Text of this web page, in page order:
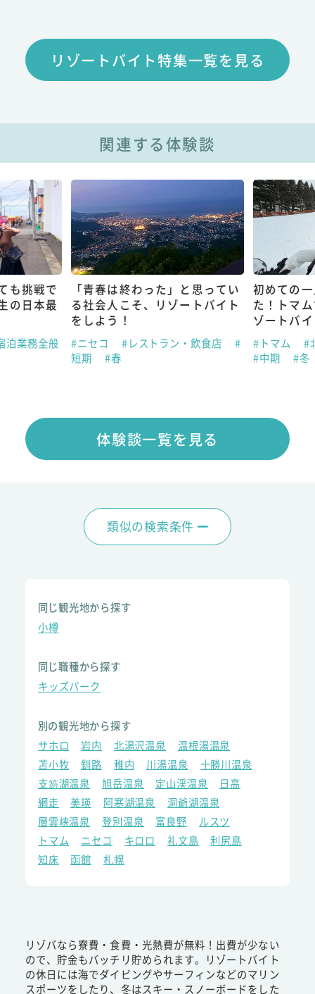
リゾートバイト特集一覧を見る
関連する体験談
も挑戦で
の日本最
泊業務全般
「青春は終わった」と思ってい
る社会人こそ、リゾートバイト
をしよう！
#ニセコ #レストラン・飲食店
#
短期
#春
初めての
た！トマ
ゾートバ
#トマム
#
#中期
#冬
体験談一覧を見る
類似の検索条件
同じ観光地から探す
小樽
同じ職種から探す
キッズパーク
別の観光地から探す
サホロ
岩内 北湯沢温泉
温根湯温泉
苫小牧
釧路 稚内 川湯温泉
十勝川温泉
支笏湖温泉
旭岳温泉 定山渓温泉
日高
網走
美瑛 阿寒湖温泉
洞爺湖温泉
層雲峡温泉
登別温泉 富良野
ルスツ
トマム
ニセコ キロロ 礼文島
利尻島
知床
函館 札幌
リゾバなら寮費・食費・光熱費が無料！出費が少ない
ので、貯金もバッチリ貯められます。リゾートバイト
の休日には海でダイビングやサーフィンなどのマリン
スポーツをしたり、冬はスキー・スノーボードをした